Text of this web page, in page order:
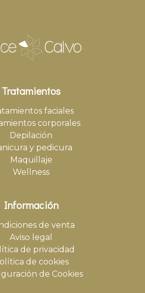
Tratamientos
faciales
corporales
Depilación
y pedicura
Maquillaje
Wellness
Información
de venta
Aviso legal
de privacidad
de cookies
de Cookies